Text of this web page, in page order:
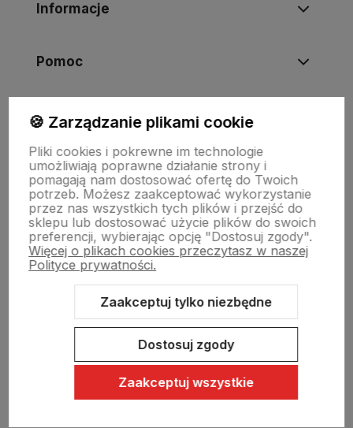
Informacje
Pomoc
Moje konto
Swiat Edibutik
Sklep internetowy Shoper Premium
Szablon Shoper Modern 3.0™
🍪 Zarządzanie plikami cookie
Pliki cookies i pokrewne im technologie
umożliwiają poprawne działanie strony i
pomagają nam dostosować ofertę do Twoich
potrzeb. Możesz zaakceptować wykorzystanie
przez nas wszystkich tych plików i przejść do
sklepu lub dostosować użycie plików do swoich
preferencji, wybierając opcję "Dostosuj zgody".
Więcej o plikach cookies przeczytasz w naszej
Polityce prywatności.
Zaakceptuj tylko niezbędne
Dostosuj zgody
Zaakceptuj wszystkie